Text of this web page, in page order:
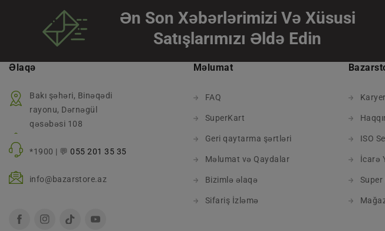
Ən Son Xəbərlərimizi Və Xüsusi
Satışlarımızı Əldə Edin
Əlaqə
Bakı şəhəri, Binəqədi
rayonu, Dərnəgül
qəsəbəsi 108
*1900 | 💬 055 201 35 35
info@bazarstore.az
FacebookInstagramTikTok YouTube
Məlumat
FAQ
SuperKart
Geri qaytarma şərtləri
Məlumat və Qaydalar
Bizimlə əlaqə
Sifariş İzləmə
ISO
İcarə